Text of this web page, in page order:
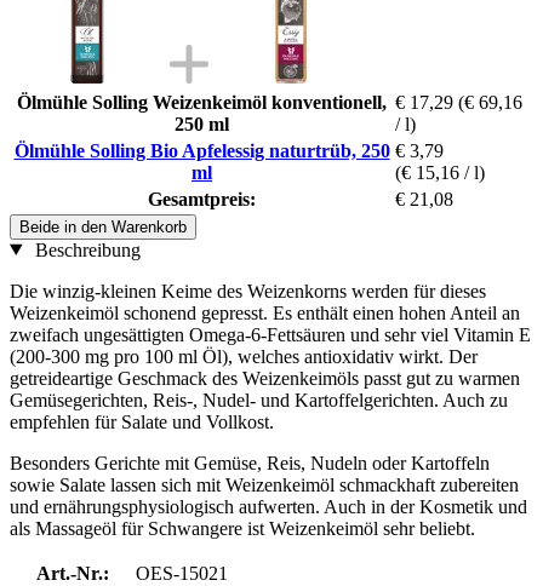
Ölmühle Solling Weizenkeimöl konventionell,
250 ml
€ 17,29 (€ 69,16
/ l)
Ölmühle Solling Bio Apfelessig naturtrüb, 250
ml
€ 3,79
(€ 15,16 / l)
Gesamtpreis:
€ 21,08
Beide in den Warenkorb
Beschreibung
Die winzig-kleinen Keime des Weizenkorns werden für dieses
Weizenkeimöl schonend gepresst. Es enthält einen hohen Anteil an
zweifach ungesättigten Omega-6-Fettsäuren und sehr viel Vitamin E
(200-300 mg pro 100 ml Öl), welches antioxidativ wirkt. Der
getreideartige Geschmack des Weizenkeimöls passt gut zu warmen
Gemüsegerichten, Reis-, Nudel- und Kartoffelgerichten. Auch zu
empfehlen für Salate und Vollkost.
Besonders Gerichte mit Gemüse, Reis, Nudeln oder Kartoffeln
sowie Salate lassen sich mit Weizenkeimöl schmackhaft zubereiten
und ernährungsphysiologisch aufwerten. Auch in der Kosmetik und
als Massageöl für Schwangere ist Weizenkeimöl sehr beliebt.
Art.-Nr.:
OES-15021